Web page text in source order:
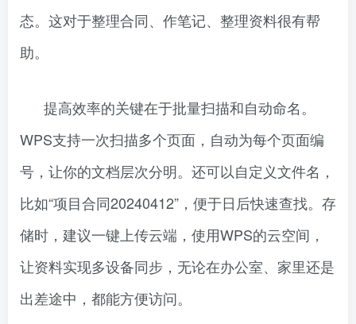
态。这对于整理合同、作笔记、整理资料很有帮
助。
提高效率的关键在于批量扫描和自动命名。
WPS支持一次扫描多个页面，自动为每个页面编
号，让你的文档层次分明。还可以自定义文件名，
比如“项目合同20240412”，便于日后快速查找。存
储时，建议一键上传云端，使用WPS的云空间，
让资料实现多设备同步，无论在办公室、家里还是
出差途中，都能方便访问。